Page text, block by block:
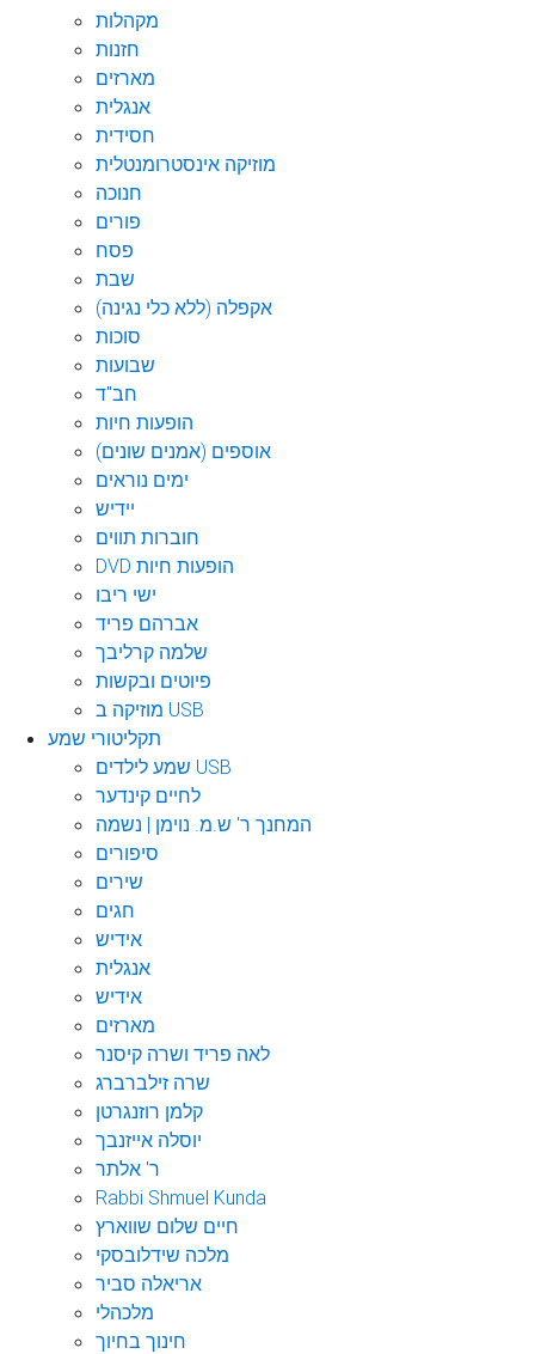
מקהלות
חזנות
מארזים
אנגלית
חסידית
מוזיקה אינסטרומנטלית
חנוכה
פורים
פסח
שבת
אקפלה (ללא כלי נגינה)
סוכות
שבועות
חב"ד
הופעות חיות
אוספים (אמנים שונים)
ימים נוראים
יידיש
חוברות תווים
DVD הופעות חיות
ישי ריבו
אברהם פריד
שלמה קרליבך
פיוטים ובקשות
מוזיקה ב USB
תקליטורי שמע
שמע לילדים USB
לחיים קינדער
המחנך ר' ש.מ. נוימן | נשמה
סיפורים
שירים
חגים
אידיש
אנגלית
אידיש
מארזים
לאה פריד ושרה קיסנר
שרה זילברברג
קלמן רוזנגרטן
יוסלה אייזנבך
ר' אלתר
Rabbi Shmuel Kunda
חיים שלום שווארץ
מלכה שידלובסקי
אריאלה סביר
מלכהלי
חינוך בחיוך